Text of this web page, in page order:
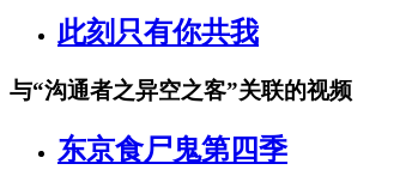
此刻只有你共我
与“沟通者之异空之客”关联的视频
东京食尸鬼第四季